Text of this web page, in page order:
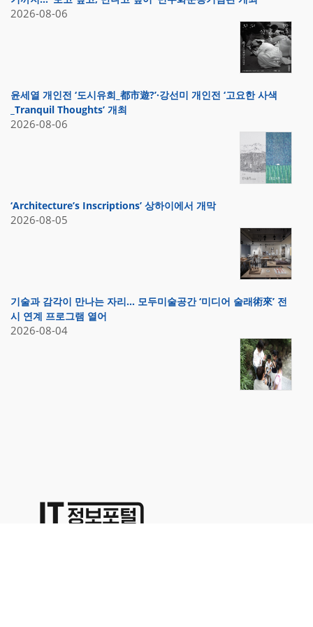
2026-08-06
윤세열 개인전 ‘도시유희_都市遊?’·강선미 개인전 ‘고요한 사색
_Tranquil Thoughts’ 개최
2026-08-06
‘Architecture’s Inscriptions’ 상하이에서 개막
2026-08-05
기술과 감각이 만나는 자리… 모두미술공간 ‘미디어 술래術來’ 전
시 연계 프로그램 열어
2026-08-04